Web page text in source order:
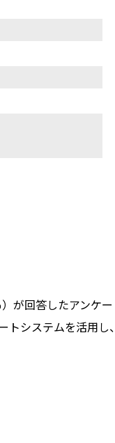
が回答したアンケ
トシステムを活用